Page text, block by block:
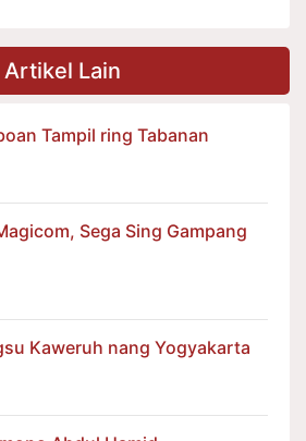
Artikel Lain
Tampil ring Tabanan
Sega Sing Gampang
Kaweruh nang Yogyakarta